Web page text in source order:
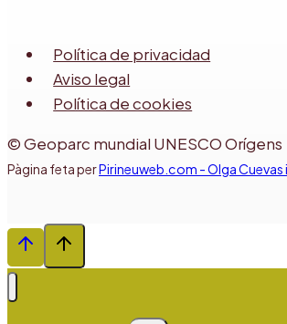
Política de privacidad
Aviso legal
Política de cookies
© Geoparc mundial UNESCO Orígens
Pàgina feta perPirineuweb.com - Olga Cuevas